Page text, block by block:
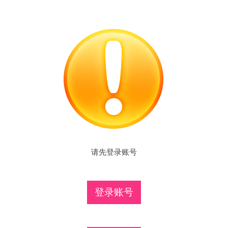
请先登录账号
登录账号